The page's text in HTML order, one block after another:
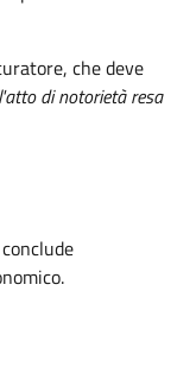
che deve
di notorietà resa